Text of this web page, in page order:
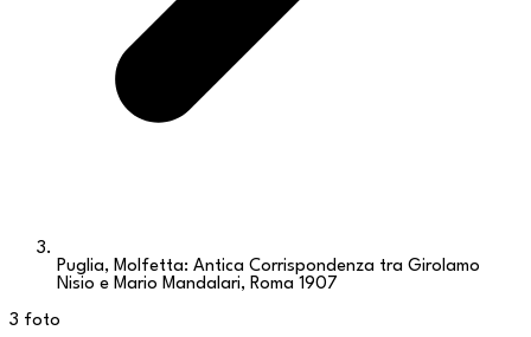
Puglia, Molfetta: Antica Corrispondenza tra Girolamo
Nisio e Mario Mandalari, Roma 1907
3 foto